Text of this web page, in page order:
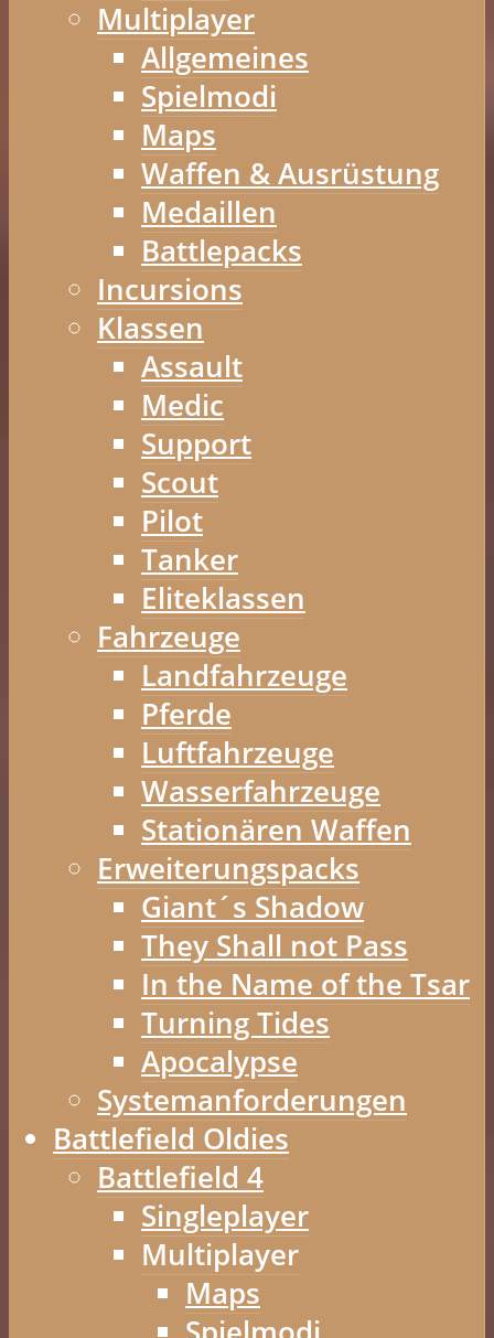
Multiplayer
Allgemeines
Spielmodi
Maps
Waffen & Ausrüstung
Medaillen
Battlepacks
Incursions
Klassen
Assault
Medic
Support
Scout
Pilot
Tanker
Eliteklassen
Fahrzeuge
Landfahrzeuge
Pferde
Luftfahrzeuge
Wasserfahrzeuge
Stationären Waffen
Erweiterungspacks
Giant´s Shadow
They Shall not Pass
In the Name of the Tsar
Turning Tides
Apocalypse
Systemanforderungen
Battlefield Oldies
Battlefield 4
Singleplayer
Multiplayer
Maps